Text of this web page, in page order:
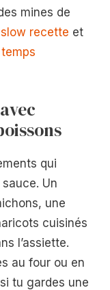
mines de
recette et
qui
Un
une
cuisinés
l’assiette.
au four ou en
tu gardes une